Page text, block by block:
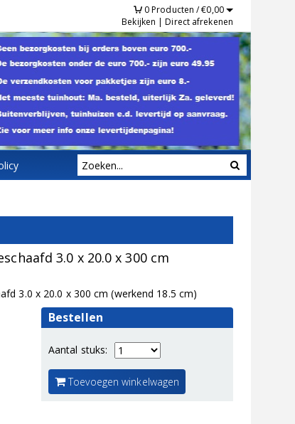
0Producten /€0,00
Bekijken | Direct afrekenen
3.0 x 20.0 x 300 cm
3.0 x 20.0 x 300 cm (werkend 18.5 cm)
Bestellen
Aantal stuks:
Toevoegen winkelwagen